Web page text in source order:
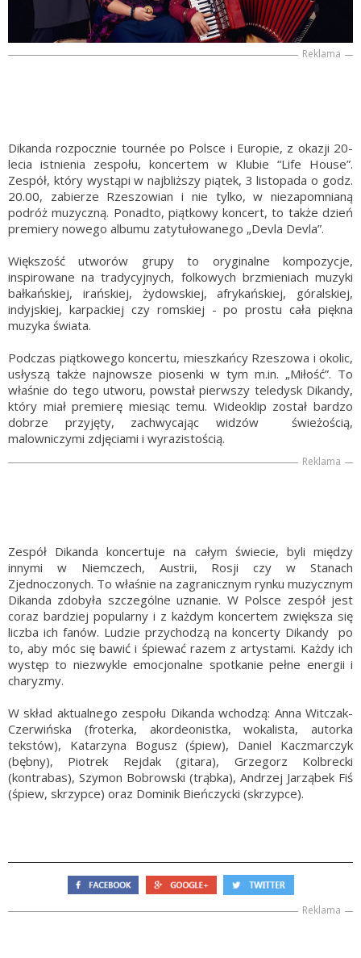
Reklama
Dikanda rozpocznie tournée po Polsce i Europie, z okazji 20-
lecia istnienia zespołu, koncertem w Klubie “Life House”.
Zespół, który wystąpi w najbliższy piątek, 3 listopada o godz.
20.00, zabierze Rzeszowian i nie tylko, w niezapomnianą
podróż muzyczną. Ponadto, piątkowy koncert, to także dzień
premiery nowego albumu zatytułowanego „Devla Devla”.
Większość utworów grupy to oryginalne kompozycje,
inspirowane na tradycyjnych, folkowych brzmieniach muzyki
bałkańskiej, irańskiej, żydowskiej, afrykańskiej, góralskiej,
indyjskiej, karpackiej czy romskiej - po prostu cała piękna
muzyka świata.
Podczas piątkowego koncertu, mieszkańcy Rzeszowa i okolic,
usłyszą także najnowsze piosenki w tym m.in. „Miłość”. To
właśnie do tego utworu, powstał pierwszy teledysk Dikandy,
który miał premierę miesiąc temu. Wideoklip został bardzo
dobrze przyjęty, zachwycając widzów świeżością,
malowniczymi zdjęciami i wyrazistością.
Reklama
Zespół Dikanda koncertuje na całym świecie, byli między
innymi w Niemczech, Austrii, Rosji czy w Stanach
Zjednoczonych. To właśnie na zagranicznym rynku muzycznym
Dikanda zdobyła szczególne uznanie. W Polsce zespół jest
coraz bardziej popularny i z każdym koncertem zwiększa się
liczba ich fanów. Ludzie przychodzą na koncerty Dikandy po
to, aby móc się bawić i śpiewać razem z artystami. Każdy ich
występ to niezwykle emocjonalne spotkanie pełne energii i
charyzmy.
W skład aktualnego zespołu Dikanda wchodzą: Anna Witczak-
Czerwińska (froterka, akordeonistka, wokalista, autorka
tekstów), Katarzyna Bogusz (śpiew), Daniel Kaczmarczyk
(bębny), Piotrek Rejdak (gitara), Grzegorz Kolbrecki
(kontrabas), Szymon Bobrowski (trąbka), Andrzej Jarząbek Fiś
(śpiew, skrzypce) oraz Dominik Bieńczycki (skrzypce).
Reklama